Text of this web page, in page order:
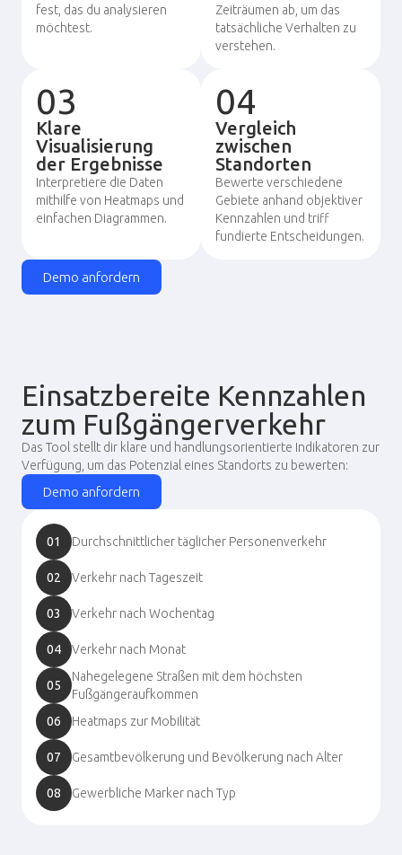
fest, das du analysieren
möchtest.
Zeiträumen ab, um das
tatsächliche Verhalten zu
verstehen.
03
Klare
Visualisierung
der Ergebnisse
Interpretiere die Daten
mithilfe von Heatmaps und
einfachen Diagrammen.
04
Vergleich
zwischen
Standorten
Bewerte verschiedene
Gebiete anhand objektiver
Kennzahlen und triff
fundierte Entscheidungen.
Demo anfordern
Einsatzbereite Kennzahlen
zum Fußgängerverkehr
Das Tool stellt dir klare und handlungsorientierte Indikatoren zur
Verfügung, um das Potenzial eines Standorts zu bewerten:
Demo anfordern
01 Durchschnittlicher täglicher Personenverkehr
02 Verkehr nach Tageszeit
03 Verkehr nach Wochentag
04 Verkehr nach Monat
05
Nahegelegene Straßen mit dem höchsten
Fußgängeraufkommen
06
Heatmaps zur Mobilität
07 Gesamtbevölkerung und Bevölkerung nach Alter
08 Gewerbliche Marker nach Typ